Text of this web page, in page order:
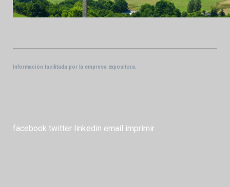
Información facilitada por la empresa expositora.
facebook twitter linkedin email imprimir